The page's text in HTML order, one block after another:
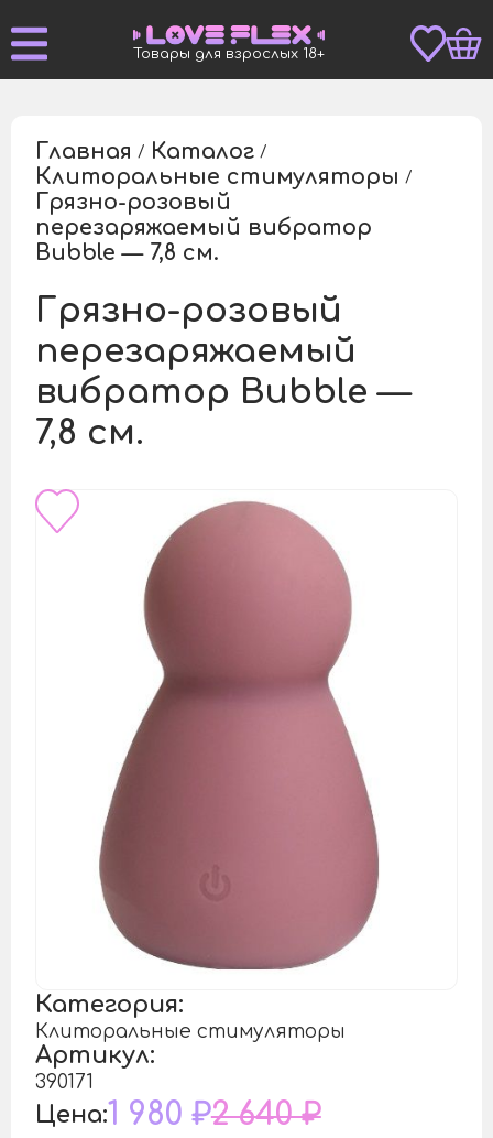
Товары для взрослых 18+
Главная / Каталог /
Клиторальные стимуляторы /
Грязно-розовый
перезаряжаемый вибратор
Bubble — 7,8 см.
Грязно-розовый
перезаряжаемый
вибратор Bubble —
7,8 см.
Категория:
Клиторальные стимуляторы
Артикул:
390171
Цена:1 980 ₽2 640 ₽